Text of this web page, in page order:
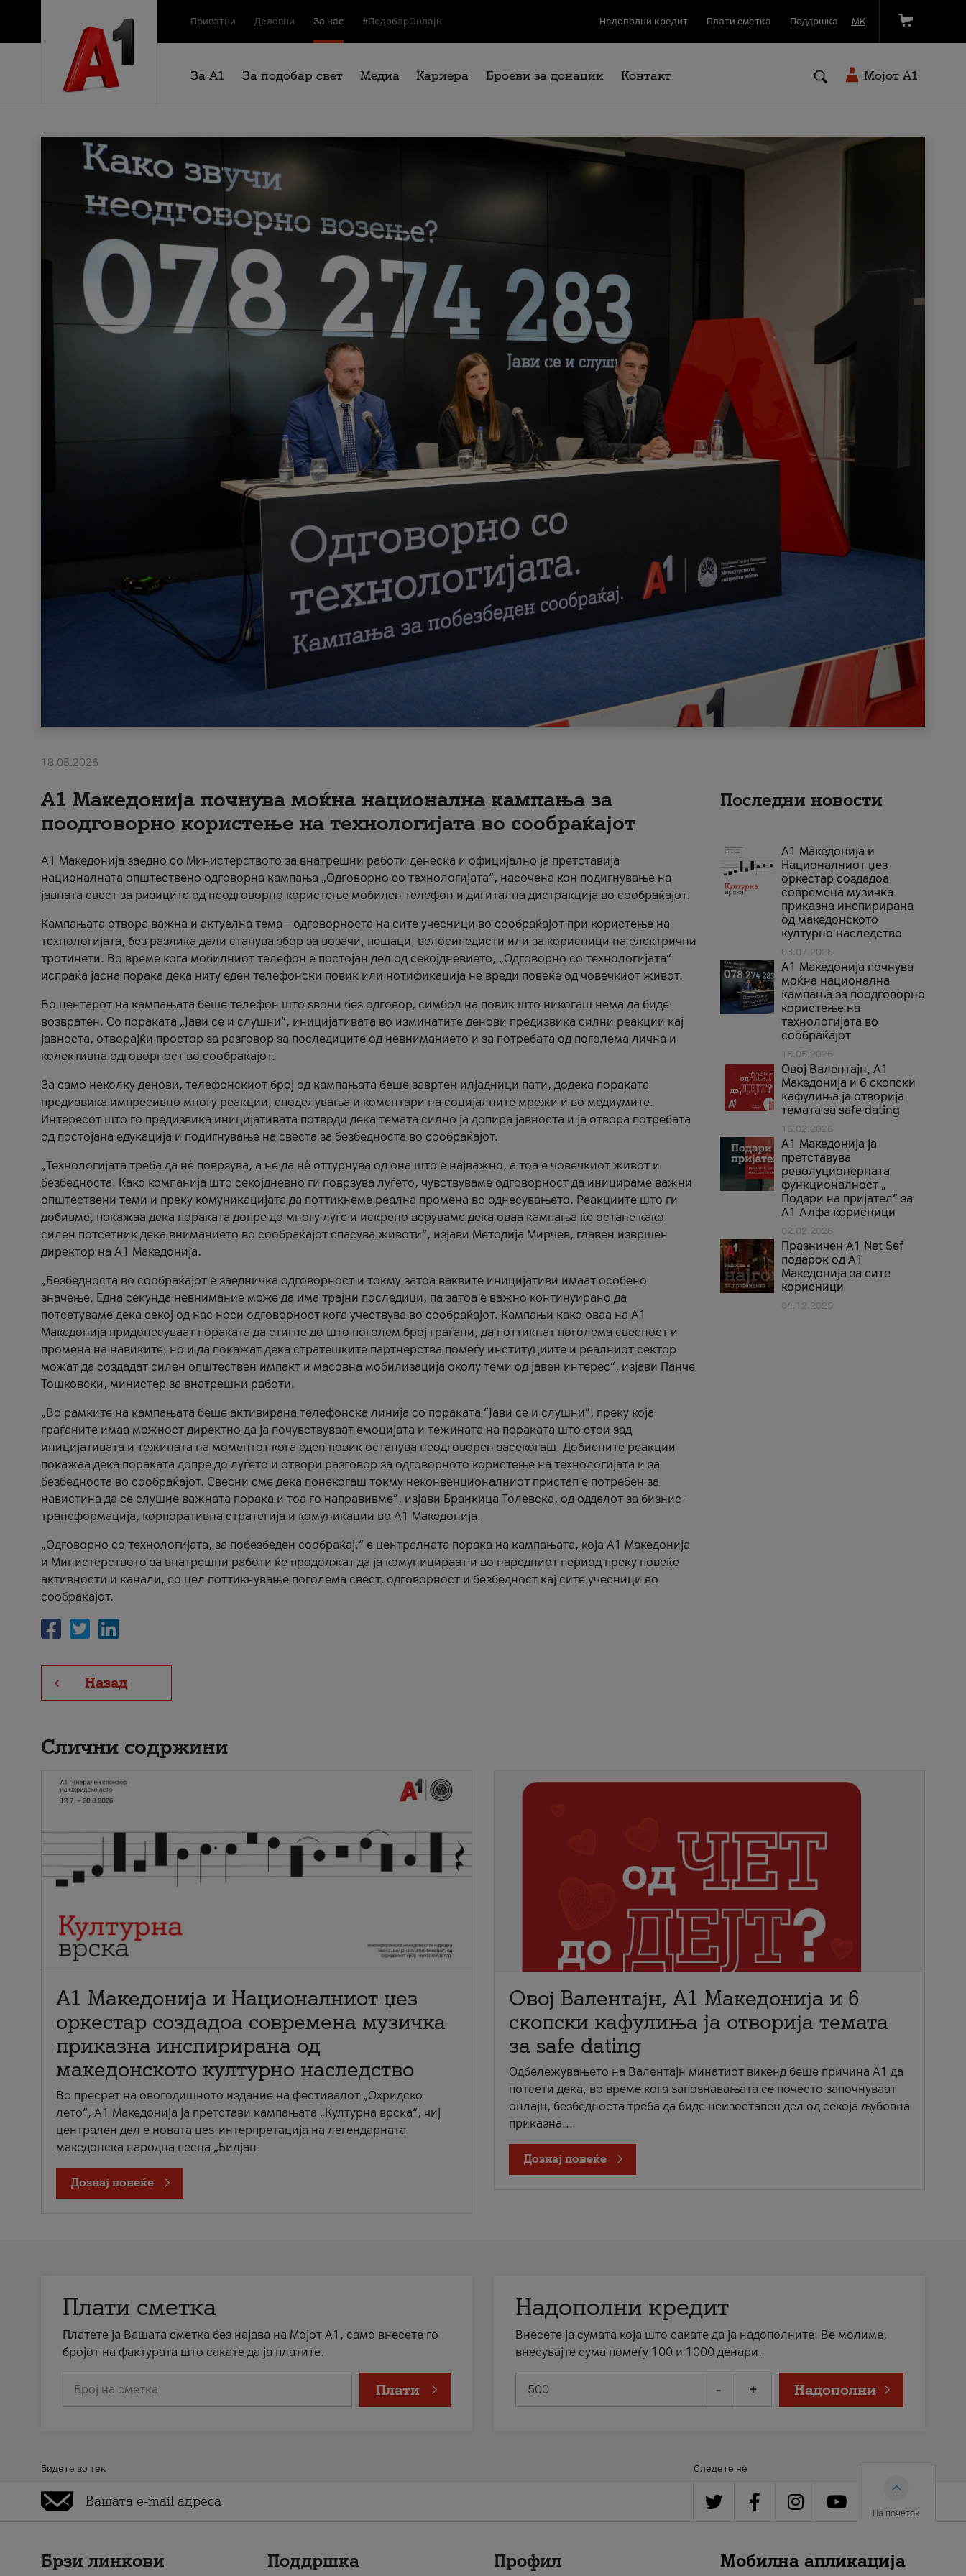
Приватни Деловни За нас #ПодобарОнлајн Надополни кредит Плати сметка Поддршка МК
За А1 За подобар свет Медиа Кариера Броеви за донации Контакт Мојот A1
18.05.2026
A1 Македонија почнува моќна национална кампања за
поодговорно користење на технологијата во сообраќајот
A1 Македонија заедно со Министерството за внатрешни работи денеска и официјално ја претставија
националната општествено одговорна кампања „Одговорно со технологијата“, насочена кон подигнување на
јавната свест за ризиците од неодговорно користење мобилен телефон и дигитална дистракција во сообраќајот.
Кампањата отвора важна и актуелна тема – одговорноста на сите учесници во сообраќајот при користење на
технологијата, без разлика дали станува збор за возачи, пешаци, велосипедисти или за корисници на електрични
тротинети. Во време кога мобилниот телефон е постојан дел од секојдневието, „Одговорно со технологијата“
испраќа јасна порака дека ниту еден телефонски повик или нотификација не вреди повеќе од човечкиот живот.
Во центарот на кампањата беше телефон што ѕвони без одговор, симбол на повик што никогаш нема да биде
возвратен. Со пораката „Јави се и слушни“, иницијативата во изминатите денови предизвика силни реакции кај
јавноста, отворајќи простор за разговор за последиците од невниманието и за потребата од поголема лична и
колективна одговорност во сообраќајот.
За само неколку денови, телефонскиот број од кампањата беше завртен илјадници пати, додека пораката
предизвика импресивно многу реакции, споделувања и коментари на социјалните мрежи и во медиумите.
Интересот што го предизвика иницијативата потврди дека темата силно ја допира јавноста и ја отвора потребата
од постојана едукација и подигнување на свеста за безбедноста во сообраќајот.
„Технологијата треба да нè поврзува, а не да нè оттурнува од она што е најважно, а тоа е човечкиот живот и
безбедноста. Како компанија што секојдневно ги поврзува луѓето, чувствуваме одговорност да иницираме важни
општествени теми и преку комуникацијата да поттикнеме реална промена во однесувањето. Реакциите што ги
добивме, покажаа дека пораката допре до многу луѓе и искрено веруваме дека оваа кампања ќе остане како
силен потсетник дека вниманието во сообраќајот спасува животи“, изјави Методија Мирчев, главен извршен
директор на А1 Македонија.
„Безбедноста во сообраќајот е заедничка одговорност и токму затоа ваквите иницијативи имаат особено
значење. Една секунда невнимание може да има трајни последици, па затоа е важно континуирано да
потсетуваме дека секој од нас носи одговорност кога учествува во сообраќајот. Кампањи како оваа на A1
Македонија придонесуваат пораката да стигне до што поголем број граѓани, да поттикнат поголема свесност и
промена на навиките, но и да покажат дека стратешките партнерства помеѓу институциите и реалниот сектор
можат да создадат силен општествен импакт и масовна мобилизација околу теми од јавен интерес“, изјави Панче
Тошковски, министер за внатрешни работи.
„Во рамките на кампањата беше активирана телефонска линија со пораката “Јави се и слушни”, преку која
граѓаните имаа можност директно да ја почувствуваат емоцијата и тежината на пораката што стои зад
иницијативата и тежината на моментот кога еден повик останува неодговорен засекогаш. Добиените реакции
покажаа дека пораката допре до луѓето и отвори разговор за одговорното користење на технологијата и за
безбедноста во сообраќајот. Свесни сме дека понекогаш токму неконвенционалниот пристап е потребен за
навистина да се слушне важната порака и тоа го направивме”, изјави Бранкица Толевска, од одделот за бизнис-
трансформација, корпоративна стратегија и комуникации во А1 Македонија.
„Одговорно со технологијата, за побезбеден сообраќај.“ е централната порака на кампањата, која A1 Македонија
и Министерството за внатрешни работи ќе продолжат да ја комуницираат и во наредниот период преку повеќе
активности и канали, со цел поттикнување поголема свест, одговорност и безбедност кај сите учесници во
сообраќајот.
Назад
Последни новости
А1 Македонија и
Националниот џез
оркестар создадоа
современа музичка
приказна инспирирана
од македонското
културно наследство
03.07.2026
A1 Македонија почнува
моќна национална
кампања за поодговорно
користење на
технологијата во
сообраќајот
18.05.2026
Овој Валентајн, A1
Македонија и 6 скопски
кафулиња ја отворија
темата за safe dating
16.02.2026
А1 Македонија ја
претставува
револуционерната
функционалност „
Подари на пријател“ за
А1 Алфа корисници
02.02.2026
Празничен A1 Net Sеf
подарок од А1
Македонија за сите
корисници
04.12.2025
Слични содржини
А1 Македонија и Националниот џез
оркестар создадоа современа музичка
приказна инспирирана од
македонското културно наследство
Во пресрет на овогодишното издание на фестивалот „Охридско
лето“, А1 Македонија ја претстави кампањата „Културна врска“, чиј
централен дел е новата џез-интерпретација на легендарната
македонска народна песна „Билјан
Дознај повеќе
Овој Валентајн, A1 Македонија и 6
скопски кафулиња ја отворија темата
за safe dating
Одбележувањето на Валентајн минатиот викенд беше причина А1 да
потсети дека, во време кога запознавањата се почесто започнуваат
онлајн, безбедноста треба да биде неизоставен дел од секоја љубовна
приказна...
Дознај повеќе
Плати сметка
Платете ја Вашата сметка без најава на Мојот А1, само внесете го
бројот на фактурата што сакате да ја платите.
Број на сметка Плати
Надополни кредит
Внесете ја сумата која што сакате да ја надополните. Ве молиме,
внесувајте сума помеѓу 100 и 1000 денари.
- + Надополни
Бидете во тек Следете нè
На почеток
Брзи линкови Поддршка Профил Мобилна апликација